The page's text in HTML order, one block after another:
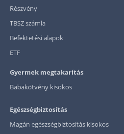
Részvény
TBSZ számla
Befektetési alapok
ETF
Gyermek megtakarítás
Babakötvény kisokos
Egészségbiztosítás
Magán egészségbiztosítás kisokos